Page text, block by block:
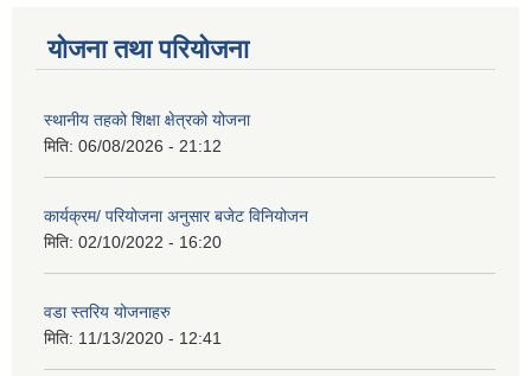
योजना तथा परियोजना
स्थानीय तहको शिक्षा क्षेत्रको योजना
मिति: 06/08/2026 - 21:12
कार्यक्रम/ परियोजना अनुसार बजेट विनियोजन
मिति: 02/10/2022 - 16:20
वडा स्तरिय योजनाहरु
मिति: 11/13/2020 - 12:41